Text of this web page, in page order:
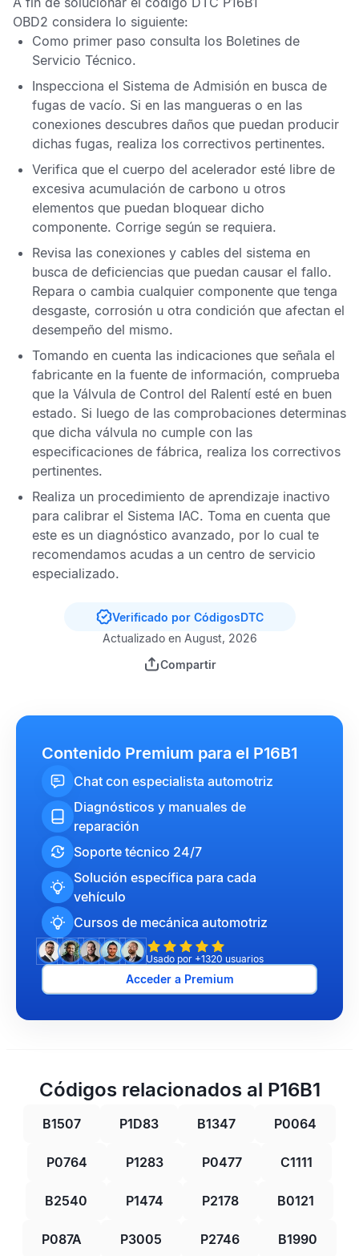
OBD2 considera lo siguiente:
Como primer paso consulta los Boletines de
Servicio Técnico.
Inspecciona el Sistema de Admisión en busca de
fugas de vacío. Si en las mangueras o en las
conexiones descubres daños que puedan producir
dichas fugas, realiza los correctivos pertinentes.
Verifica que el cuerpo del acelerador esté libre de
excesiva acumulación de carbono u otros
elementos que puedan bloquear dicho
componente. Corrige según se requiera.
Revisa las conexiones y cables del sistema en
busca de deficiencias que puedan causar el fallo.
Repara o cambia cualquier componente que tenga
desgaste, corrosión u otra condición que afectan el
desempeño del mismo.
Tomando en cuenta las indicaciones que señala el
fabricante en la fuente de información, comprueba
que la Válvula de Control del Ralentí esté en buen
estado. Si luego de las comprobaciones determinas
que dicha válvula no cumple con las
especificaciones de fábrica, realiza los correctivos
pertinentes.
Realiza un procedimiento de aprendizaje inactivo
para calibrar el Sistema IAC. Toma en cuenta que
este es un diagnóstico avanzado, por lo cual te
recomendamos acudas a un centro de servicio
especializado.
Verificado por CódigosDTC
Actualizado en August, 2026
Compartir
Contenido Premium para el P16B1
Chat con especialista automotriz
Diagnósticos y manuales de
reparación
Soporte técnico 24/7
Solución específica para cada
vehículo
Cursos de mecánica automotriz
Usado por +1320 usuarios
Acceder a Premium
Códigos relacionados al P16B1
B1507 P1D83 B1347 P0064
P0764 P1283 P0477 C1111
B2540 P1474 P2178 B0121
P087A P3005 P2746 B1990